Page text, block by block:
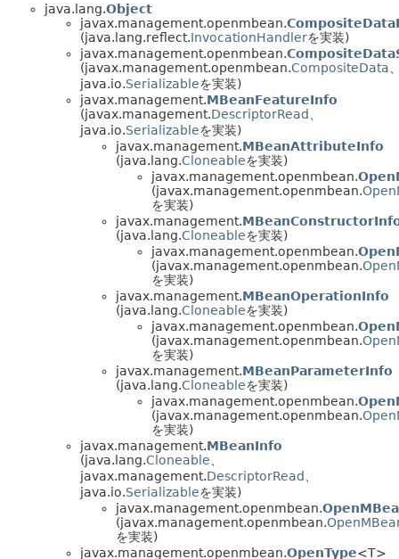
新規 java.lang.Object
javax.management.openmbean.
(java.lang.reflect.InvocationHandlerを実装)
javax.management.openmbean.
(javax.management.openmbean.CompositeData
java.io.Serializableを実装)
javax.management.MBeanFeatureInfo
(javax.management.DescriptorRead
java.io.Serializableを実装)
javax.management.MBeanAttributeInfo
(java.lang.Cloneableを実装)
javax.management.openmbean.
(javax.management.openmbean.
を実装)
javax.management.
(java.lang.Cloneableを実装)
javax.management.openmbean.
(javax.management.openmbean.
を実装)
javax.management.MBeanOperationInfo
(java.lang.Cloneableを実装)
javax.management.openmbean.
(javax.management.openmbean.
を実装)
javax.management.MBeanParameterInfo
(java.lang.Cloneableを実装)
javax.management.openmbean.
(javax.management.openmbean.
を実装)
javax.management.MBeanInfo
(java.lang.Cloneable
javax.management.DescriptorRead
java.io.Serializableを実装)
javax.management.openmbean.
(javax.management.openmbean.
を実装)
javax.management.openmbean.OpenType<T>